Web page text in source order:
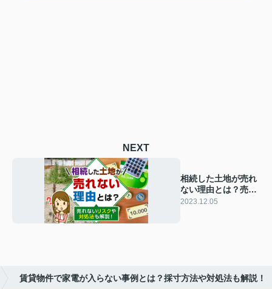
NEXT
相続した土地が売れ
ない理由とは？売れ
ないリスクや対処法
2023.12.05
賃貸物件で家電が入らない事例とは？採寸方法や対処法も解説！